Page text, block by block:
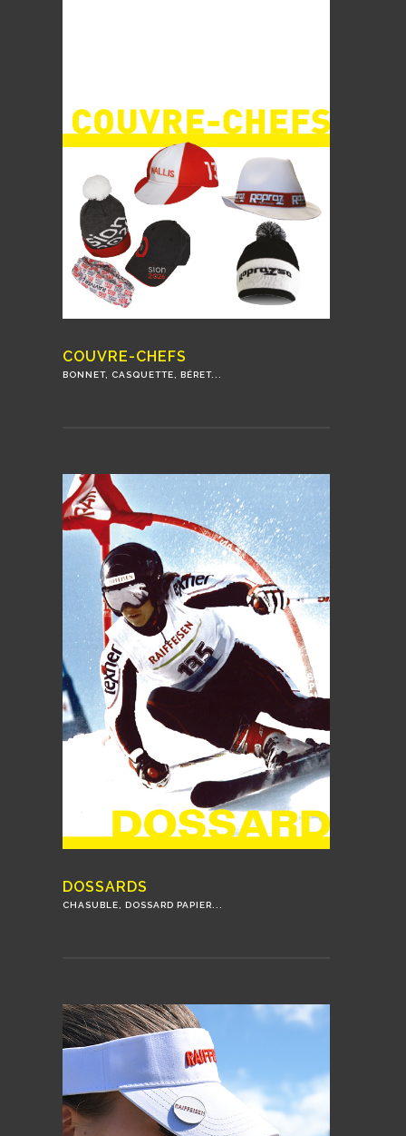
COUVRE-CHEFS
BONNET, CASQUETTE, BÉRET...
DOSSARDS
CHASUBLE, DOSSARD PAPIER...